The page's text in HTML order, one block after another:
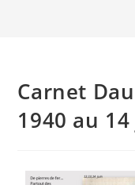
Carnet
1940 au